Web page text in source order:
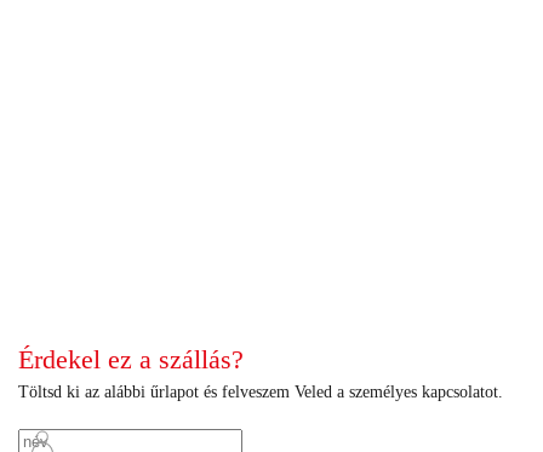
Érdekel ez a szállás?
Töltsd ki az alábbi űrlapot és felveszem Veled a személyes kapcsolatot.